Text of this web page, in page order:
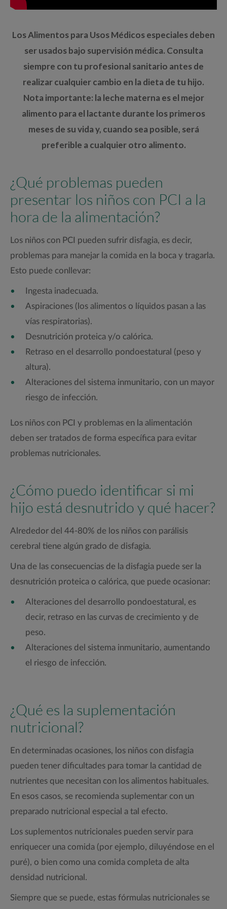
Los Alimentos para Usos Médicos especiales deben
ser usados bajo supervisión médica. Consulta
siempre con tu profesional sanitario antes de
realizar cualquier cambio en la dieta de tu hijo.
Nota importante: la leche materna es el mejor
alimento para el lactante durante los primeros
meses de su vida y, cuando sea posible, será
preferible a cualquier otro alimento.
¿Qué problemas pueden
presentar los niños con PCI a la
hora de la alimentación?
Los niños con PCI pueden sufrir disfagia, es decir,
problemas para manejar la comida en la boca y tragarla.
Esto puede conllevar:
Ingesta inadecuada.
Aspiraciones (los alimentos o líquidos pasan a las
vías respiratorias).
Desnutrición proteica y/o calórica.
Retraso en el desarrollo pondoestatural (peso y
altura).
Alteraciones del sistema inmunitario, con un mayor
riesgo de infección.
Los niños con PCI y problemas en la alimentación
deben ser tratados de forma específica para evitar
problemas nutricionales.
¿Cómo puedo identificar si mi
hijo está desnutrido y qué hacer?
Alrededor del 44-80% de los niños con parálisis
cerebral tiene algún grado de disfagia.
Una de las consecuencias de la disfagia puede ser la
desnutrición proteica o calórica, que puede ocasionar:
Alteraciones del desarrollo pondoestatural, es
decir, retraso en las curvas de crecimiento y de
peso.
Alteraciones del sistema inmunitario, aumentando
el riesgo de infección.
¿Qué es la suplementación
nutricional?
En determinadas ocasiones, los niños con disfagia
pueden tener dificultades para tomar la cantidad de
nutrientes que necesitan con los alimentos habituales.
En esos casos, se recomienda suplementar con un
preparado nutricional especial a tal efecto.
Los suplementos nutricionales pueden servir para
enriquecer una comida (por ejemplo, diluyéndose en el
puré), o bien como una comida completa de alta
densidad nutricional.
Siempre que se puede, estas fórmulas nutricionales se